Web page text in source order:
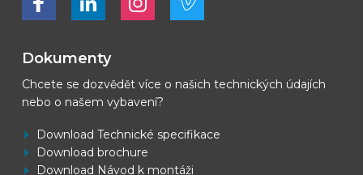
Dokumenty
Chcete se dozvědět více o našich technických údajích
nebo o našem vybavení?
Download Technické specifikace
Download brochure
Download Návod k montáži